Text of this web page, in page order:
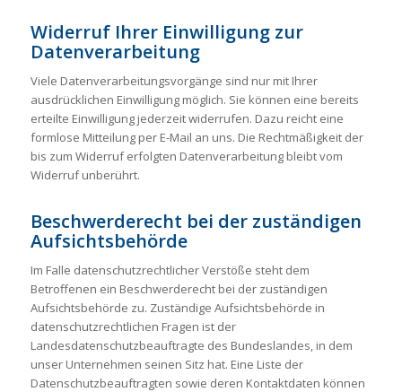
Widerruf Ihrer Einwilligung zur
Datenverarbeitung
Viele Datenverarbeitungsvorgänge sind nur mit Ihrer
ausdrücklichen Einwilligung möglich. Sie können eine bereits
erteilte Einwilligung jederzeit widerrufen. Dazu reicht eine
formlose Mitteilung per E-Mail an uns. Die Rechtmäßigkeit der
bis zum Widerruf erfolgten Datenverarbeitung bleibt vom
Widerruf unberührt.
Beschwerderecht bei der zuständigen
Aufsichtsbehörde
Im Falle datenschutzrechtlicher Verstöße steht dem
Betroffenen ein Beschwerderecht bei der zuständigen
Aufsichtsbehörde zu. Zuständige Aufsichtsbehörde in
datenschutzrechtlichen Fragen ist der
Landesdatenschutzbeauftragte des Bundeslandes, in dem
unser Unternehmen seinen Sitz hat. Eine Liste der
Datenschutzbeauftragten sowie deren Kontaktdaten können